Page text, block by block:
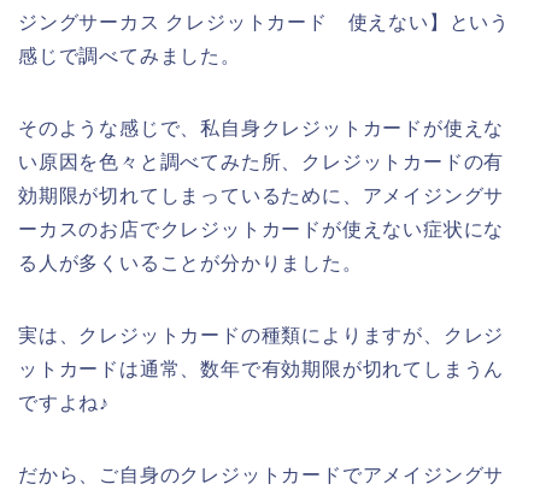
ジングサーカス クレジットカード 使えない】という
感じで調べてみました。
そのような感じで、私自身クレジットカードが使えな
い原因を色々と調べてみた所、クレジットカードの有
効期限が切れてしまっているために、アメイジングサ
ーカスのお店でクレジットカードが使えない症状にな
る人が多くいることが分かりました。
実は、クレジットカードの種類によりますが、クレジ
ットカードは通常、数年で有効期限が切れてしまうん
ですよね♪
だから、ご自身のクレジットカードでアメイジングサ